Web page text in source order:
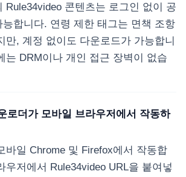
Rule34video 콘텐츠는 로그인 없이 공
합니다. 연령 제한 태그는 면책 조항
만, 계정 없이도 다운로드가 가능합니
는 DRM이나 개인 접근 장벽이 없습
로더가 모바일 브라우저에서 작동하
바일 Chrome 및 Firefox에서 작동합
우저에서 Rule34video URL을 붙여넣